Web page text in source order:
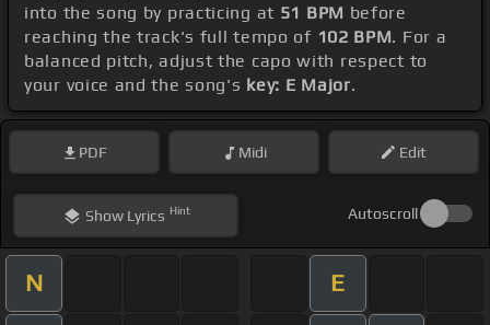
into the song by practicing at 51 BPM before
reaching the track's full tempo of 102 BPM. For a
balanced pitch, adjust the capo with respect to
your voice and the song's key: E Major.
PDF Midi Edit
ShowLyrics Hint Autoscroll
N E